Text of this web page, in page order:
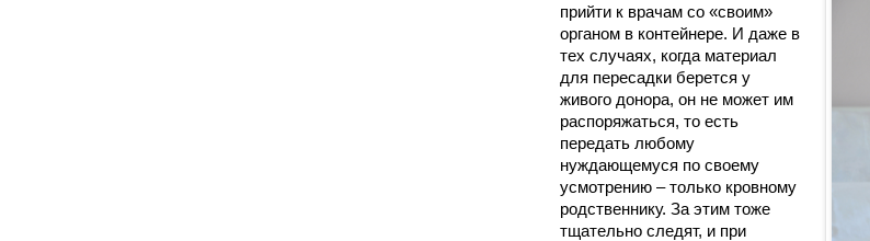
прийти к врачам со «своим»
органом в контейнере. И даже в
тех случаях, когда материал
для пересадки берется у
живого донора, он не может им
распоряжаться, то есть
передать любому
нуждающемуся по своему
усмотрению – только кровному
родственнику. За этим тоже
тщательно следят, и при